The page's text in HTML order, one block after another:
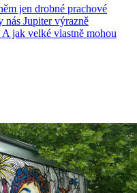
jen drobné prachové
nás Jupiter výrazně
jak velké vlastně mohou